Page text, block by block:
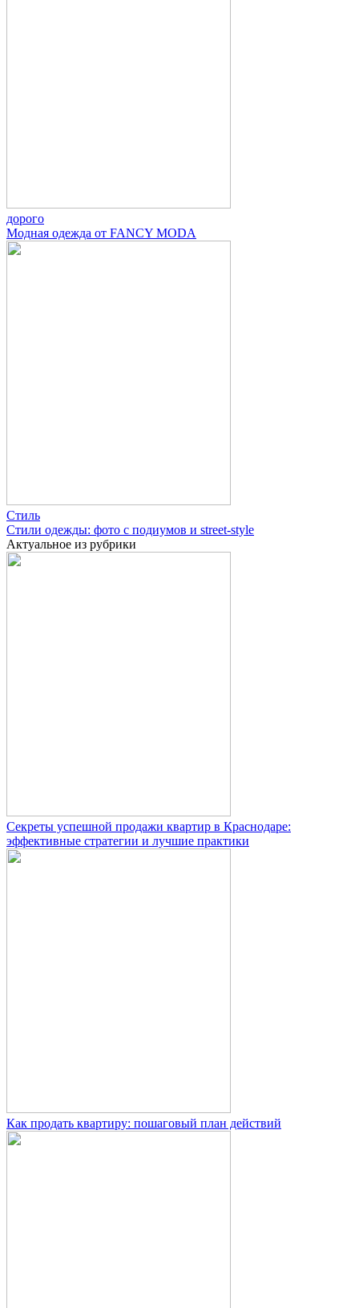
дорого
Модная одежда от FANCY MODA
Стиль
Стили одежды: фото с подиумов и street-style
Актуальное из рубрики
Секреты успешной продажи квартир в Краснодаре:
эффективные стратегии и лучшие практики
Как продать квартиру: пошаговый план действий